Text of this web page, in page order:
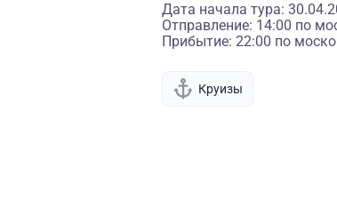
Дата начала тура:
Отправление: 14:00 по
Прибытие: 22:00 по
Круизы